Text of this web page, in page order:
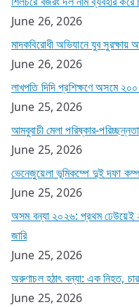
June 26, 2026
মাদকবিরোধী অভিযানে যুব
June 26, 2026
লাখপতি দিদি প্রশিক্ষণে অসমে ২০০
June 25, 2026
আমবুবাচী মেলা পরিষ্কার-
June 25, 2026
ভেনেজুয়েলা ভূমিকম্পে দুই দফা
June 25, 2026
অসম বন্যা ২০২৬: প্রথম ঢেউয়েই
জারি
June 25, 2026
অরুণাচল হঠাৎ বন্যা: এক নিহত,
June 25, 2026